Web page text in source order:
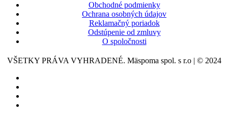
Obchodné podmienky
Ochrana osobných údajov
Reklamačný poriadok
Odstúpenie od zmluvy
O spoločnosti
VŠETKY PRÁVA VYHRADENÉ. Mäspoma spol. s r.o | © 2024